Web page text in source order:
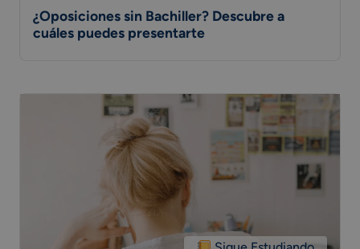
¿Oposiciones sin Bachiller? Descubre a
cuáles puedes presentarte